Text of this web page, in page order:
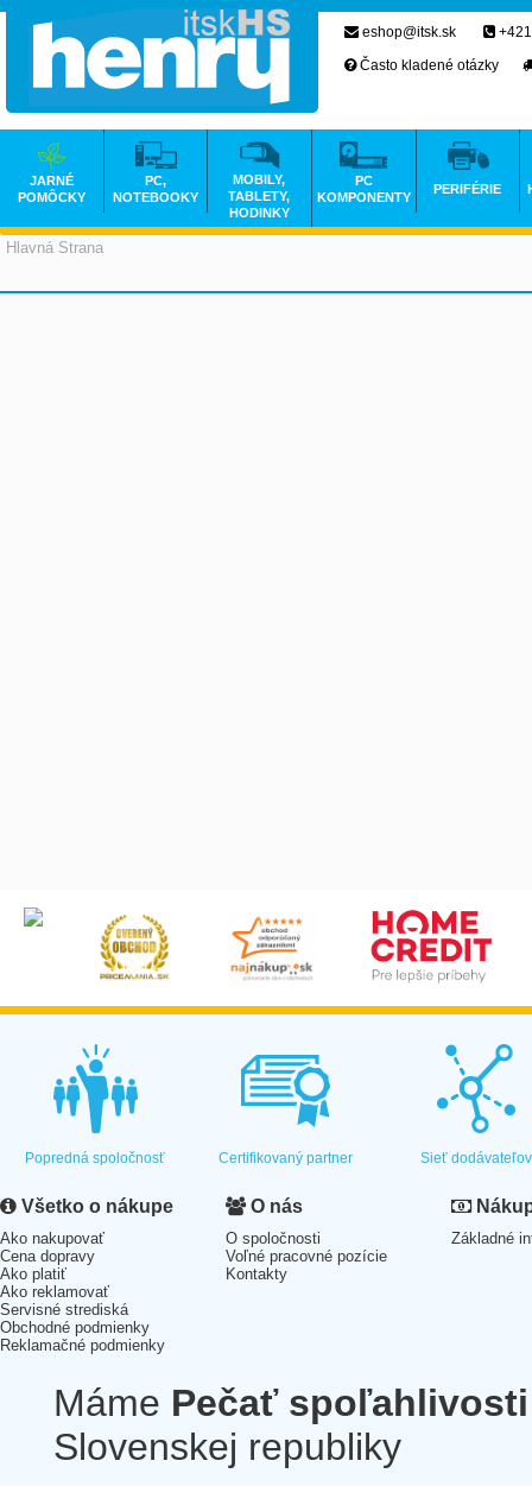
Hlavná Strana
eshop@itsk.sk
Často kladené otázky
JARNÉ
POMÔCKY
PC,
NOTEBOOKY
MOBILY,
TABLETY,
HODINKY
PC
KOMPONENTY
PERIFÉRIE
Popredná spoločnosť Certifikovaný partner Sieť dodávateľov
Všetko o nákupe
Ako nakupovať
Cena dopravy
Ako platiť
Ako reklamovať
Servisné strediská
Obchodné podmienky
Reklamačné podmienky
O nás
O spoločnosti
Voľné pracovné pozície
Kontakty
Základné
Máme Pečať spoľahlivosti
Slovenskej republiky